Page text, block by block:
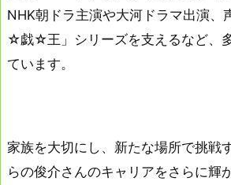
NHK朝ドラ主演や大河ドラマ出演、
☆戯☆王」シリーズを支えるなど、
ています。
家族を大切にし、新たな場所で挑戦
らの俊介さんのキャリアをさらに輝